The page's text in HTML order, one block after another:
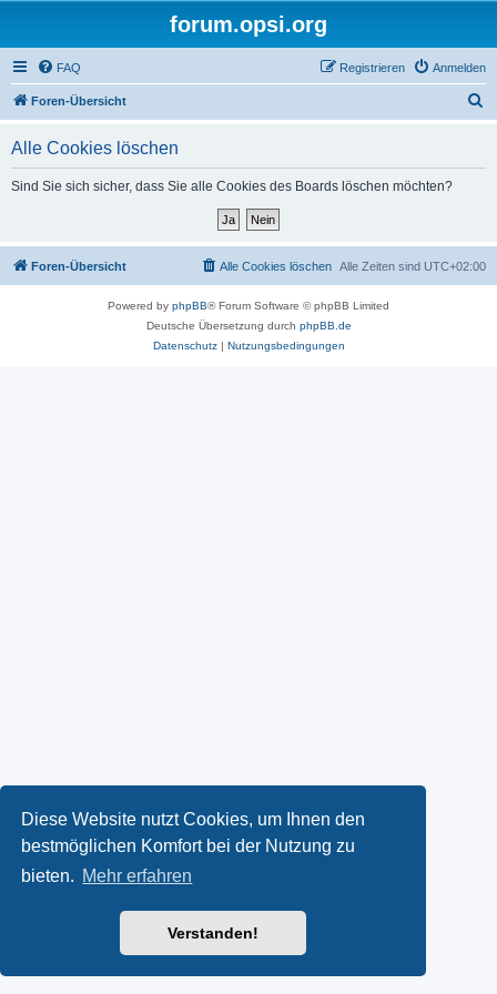
Diese Website nutzt Cookies, um Ihnen den
bestmöglichen Komfort bei der Nutzung zu
bieten. Mehr erfahren
Verstanden!
forum.opsi.org
FAQ Anmelden
Registrieren
Foren-Übersicht
Alle Cookies löschen
Sind Sie sich sicher, dass Sie alle Cookies des Boards löschen möchten?
Foren-Übersicht Alle Zeiten sind UTC+02:00
Alle Cookies löschen
Powered by phpBB® Forum Software © phpBB Limited
Deutsche Übersetzung durch phpBB.de
Datenschutz| Nutzungsbedingungen